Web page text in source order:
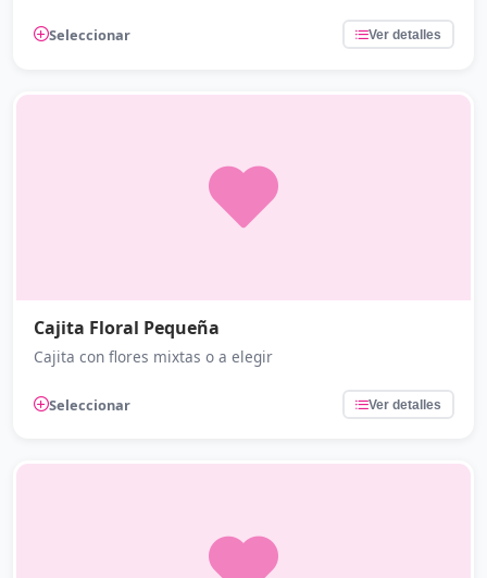
Seleccionar Ver detalles
Cajita Floral Pequeña
Cajita con flores mixtas o a elegir
Seleccionar Ver detalles